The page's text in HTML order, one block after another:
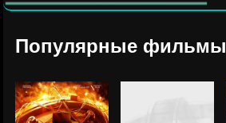
Популярные фильмы